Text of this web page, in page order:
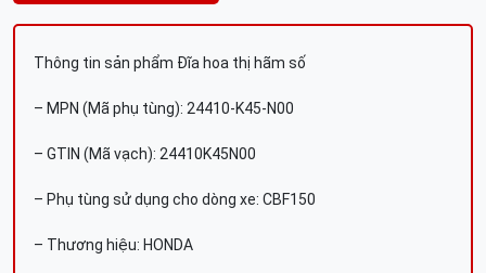
Thông tin sản phẩm Đĩa hoa thị hãm số
– MPN (Mã phụ tùng): 24410-K45-N00
– GTIN (Mã vạch): 24410K45N00
– Phụ tùng sử dụng cho dòng xe: CBF150
– Thương hiệu: HONDA